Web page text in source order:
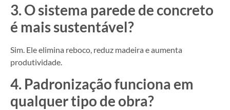
3. O sistema parede de concreto
é mais sustentável?
Sim. Ele elimina reboco, reduz madeira e aumenta
produtividade.
4. Padronização funciona em
qualquer tipo de obra?